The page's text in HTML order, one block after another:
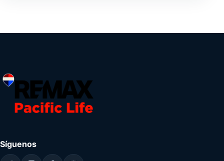
Síguenos